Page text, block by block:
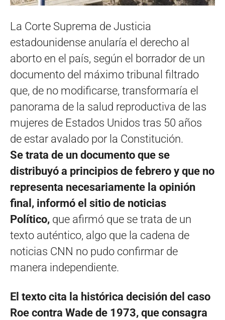
La Corte Suprema de Justicia
estadounidense anularía el derecho al
aborto en el país, según el borrador de un
documento del máximo tribunal filtrado
que, de no modificarse, transformaría el
panorama de la salud reproductiva de las
mujeres de Estados Unidos tras 50 años
de estar avalado por la Constitución.
Se trata de un documento que se
distribuyó a principios de febrero y que no
representa necesariamente la opinión
final, informó el sitio de noticias
Político, que afirmó que se trata de un
texto auténtico, algo que la cadena de
noticias CNN no pudo confirmar de
manera independiente.
El texto cita la histórica decisión del caso
Roe contra Wade de 1973, que consagra